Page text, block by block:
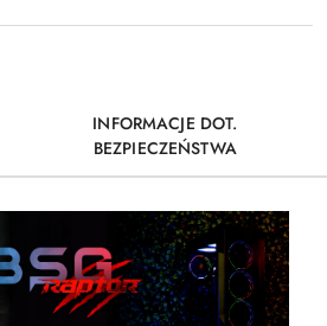
INFORMACJE DOT.
BEZPIECZEŃSTWA